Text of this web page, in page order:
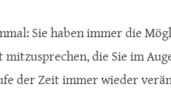
Sie haben immer die
die Sie im
der Zeit immer wieder